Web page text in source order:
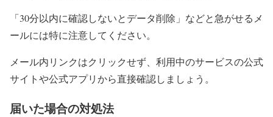
「30分以内に確認しないとデータ削除」などと急がせるメ
ールには特に注意してください。
メール内リンクはクリックせず、利用中のサービスの公式
サイトや公式アプリから直接確認しましょう。
届いた場合の対処法